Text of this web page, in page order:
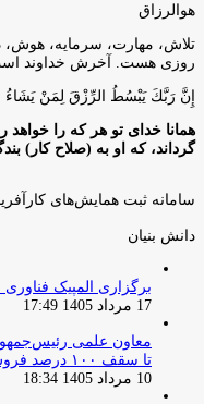
هوالرزاق
تلاش، مهارت، سرمايه،
روزى هست. آخرش خداوند
إِنَّ رَبَّكَ يَبْسُطُ الرِّزْقَ لِمَنْ يَشَاءُ
همانا خدای تو هر که را
گرداند، که او به (صلاح کار)
سامانه ثبت همایش‌های
دانش‌ بنیان‌
برگزاری المپیک فناوری ۲۰۲۶ مهرماه ۱۴۰۵ در پارک فناوری پردیس
17 مرداد 1405 17:49
معاون علمی
تا سقف ۱۰۰ درصد فروش دانش‌بنیان‌ها
10 مرداد 1405 18:34